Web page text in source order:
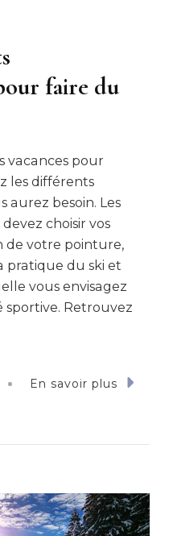
faire du
vacances pour
les différents
aurez besoin. Les
choisir vos
de votre pointure,
pratique du ski et
vous envisagez
Retrouvez
En savoir plus